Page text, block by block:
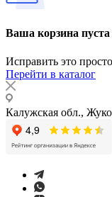
Ваша корзина пуста
Исправить это
Перейти в каталог
Калужская обл.,